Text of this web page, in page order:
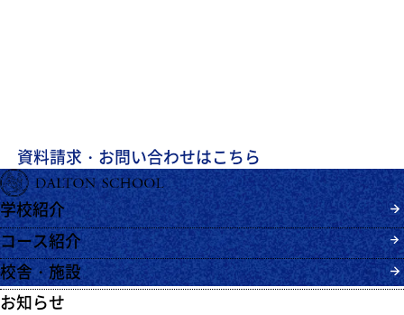
資料請求・お問い合わせはこちら
学校紹介
コース紹介
校舎・施設
お知らせ